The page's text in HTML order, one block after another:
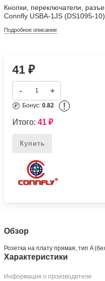
Кнопки, переключатели,
Connfly USBA-1JS (DS1095-
Подробное описание
41₽
- +
Бонус:0.82 !
Итого:41₽
Купить
Обзор
Розетка на плату прямая, тип A
Характеристики
Информация о производителе